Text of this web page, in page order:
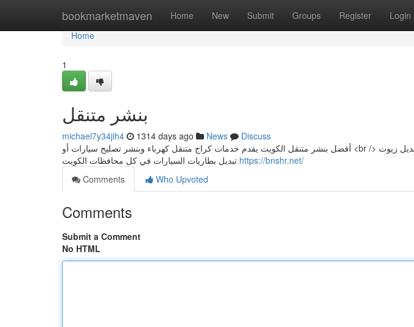
bookmarketmaven Home New Submit Groups Register Login
Home
Home
1
بنشر متنقل
michael7y34jih4 1314 days ago News
Discuss
أفضل بنشر متنقل الكويت يقدم خدمات كراج متنقل كهرباء وبنشر تصليح سيارات أو <br /> صيانة سيارات خدمة طريق أوأمام المنزل تبديل زيوت
https://bnshr.net/
Comments
Who Upvoted
Comments
Submit a Comment
No HTML